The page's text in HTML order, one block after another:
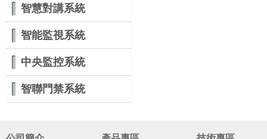
智慧對講系統
智能監視系統
中央監控系統
智聯門禁系統